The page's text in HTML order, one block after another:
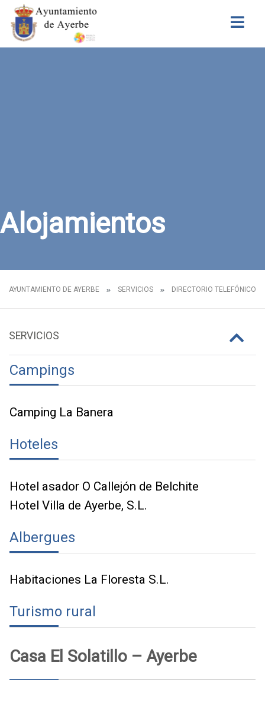
Alojamientos
AYUNTAMIENTO DE AYERBE SERVICIOS DIRECTORIO TELEFÓNICO
SERVICIOS
Campings
Camping La Banera
Hoteles
Hotel asador O Callejón de Belchite
Hotel Villa de Ayerbe, S.L.
Albergues
Habitaciones La Floresta S.L.
Turismo rural
Casa El Solatillo – Ayerbe